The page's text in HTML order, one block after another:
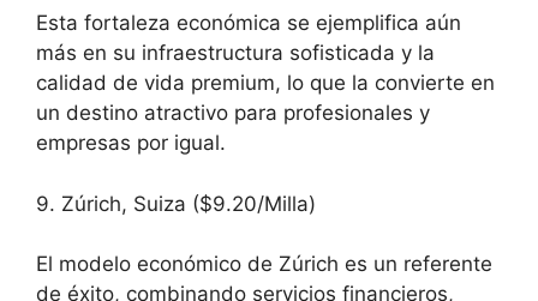
Esta fortaleza económica se ejemplifica aún
más en su infraestructura sofisticada y la
calidad de vida premium, lo que la convierte en
un destino atractivo para profesionales y
empresas por igual.
9. Zúrich, Suiza ($9.20/Milla)
El modelo económico de Zúrich es un referente
de éxito, combinando servicios financieros,